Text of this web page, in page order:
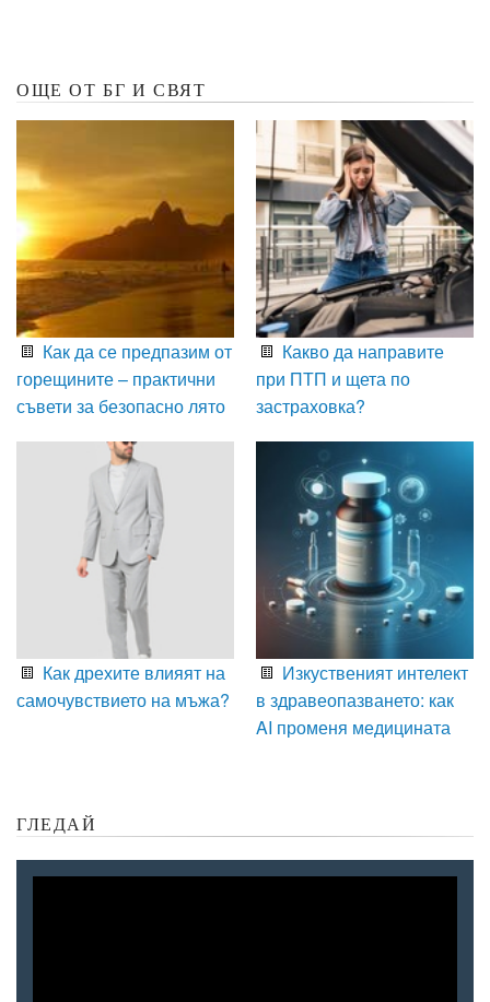
ОЩЕ ОТ БГ И СВЯТ
Как да се предпазим от
горещините – практични
съвети за безопасно лято
Какво да направите
при ПТП и щета по
застраховка?
Как дрехите влияят на
самочувствието на мъжа?
Изкуственият интелект
в здравеопазването: как
AI променя медицината
ГЛЕДАЙ